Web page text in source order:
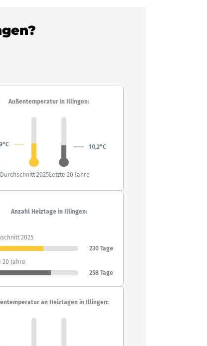
Außentemperatur in Illingen:
10,2°C
Durchschnitt 2025Letzte 20 Jahre
Anzahl Heiztage in Illingen:
2025
230 Tage
20 Jahre
258 Tage
an Heiztagen in Illingen: